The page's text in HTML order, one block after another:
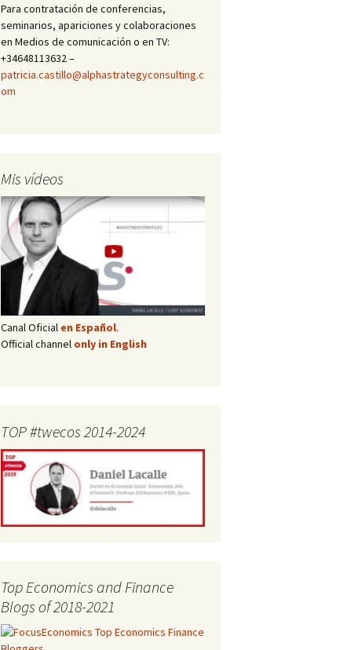
Para contratación de conferencias,
seminarios, apariciones y colaboraciones
en Medios de comunicación o en TV:
+34648113632 –
patricia.castillo@alphastrategyconsulting.c
om
Mis vídeos
Canal Oficial en Español.
Official channel only in English
TOP #twecos 2014-2024
Top Economics and Finance
Blogs of 2018-2021